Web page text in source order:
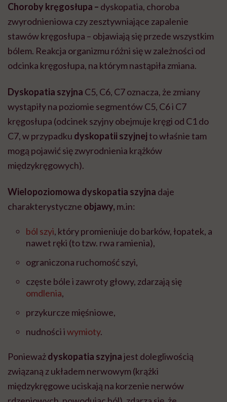
Choroby kręgosłupa – dyskopatia, choroba
zwyrodnieniowa czy zesztywniające zapalenie
stawów kręgosłupa – objawiają się przede wszystkim
bólem. Reakcja organizmu różni się w zależności od
odcinka kręgosłupa, na którym nastąpiła zmiana.
Dyskopatia szyjna C5, C6, C7 oznacza, że zmiany
wystąpiły na poziomie segmentów C5, C6 i C7
kręgosłupa (odcinek szyjny obejmuje kręgi od C1 do
C7, w przypadku dyskopatii szyjnejto właśnie tam
mogą pojawić się zwyrodnienia krążków
międzykręgowych).
Wielopoziomowa dyskopatia szyjna daje
charakterystyczne objawy, m.in:
ból szyi, który promieniuje do barków, łopatek, a
nawet ręki (to tzw. rwa ramienia),
ograniczona ruchomość szyi,
częste bóle i zawroty głowy, zdarzają się
omdlenia,
przykurcze mięśniowe,
nudności iwymioty.
Ponieważdyskopatia szyjnajest dolegliwością
związaną z układem nerwowym (krążki
międzykręgowe uciskają na korzenie nerwów